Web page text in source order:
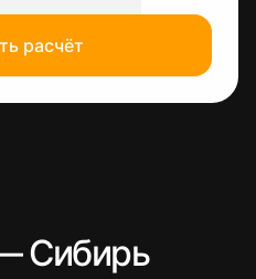
расчёт
Сибирь